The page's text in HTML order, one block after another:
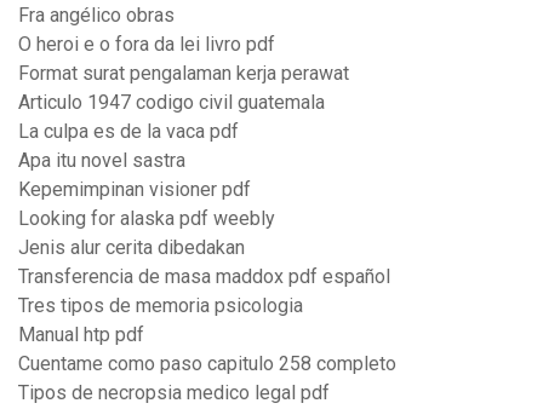
Fra angélico obras
O heroi e o fora da lei livro pdf
Format surat pengalaman kerja perawat
Articulo 1947 codigo civil guatemala
La culpa es de la vaca pdf
Apa itu novel sastra
Kepemimpinan visioner pdf
Looking for alaska pdf weebly
Jenis alur cerita dibedakan
Transferencia de masa maddox pdf español
Tres tipos de memoria psicologia
Manual htp pdf
Cuentame como paso capitulo 258 completo
Tipos de necropsia medico legal pdf